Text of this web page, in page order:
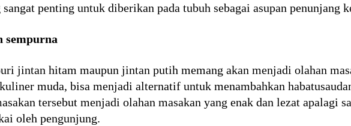
penting untuk diberikan pada tubuh sebagai asupan penunjang
sempurna
jintan hitam maupun jintan putih memang akan menjadi olahan
muda, bisa menjadi alternatif untuk menambahkan
tersebut menjadi olahan masakan yang enak dan lezat apalagi
oleh pengunjung.